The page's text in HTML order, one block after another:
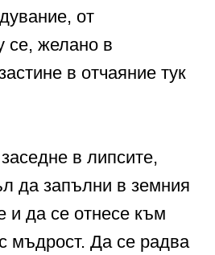
от
се, желано в
в отчаяние тук
в липсите,
да запълни в земния
и да се отнесе към
мъдрост. Да се радва